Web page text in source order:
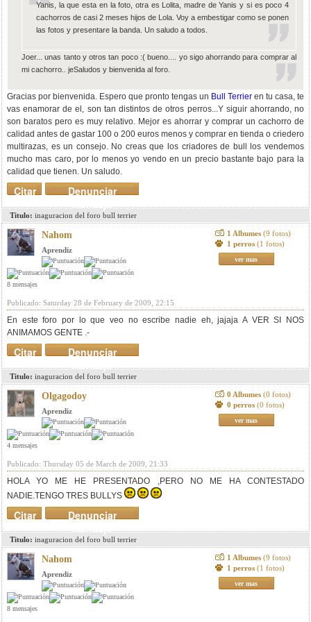
Yanis, la que esta en la foto, otra es Lolita, madre de Yanis y si es poco 4
cachorros de casi 2 meses hijos de Lola. Voy a embestigar como se ponen
las fotos y presentare la banda. Un saludo a todos.
Joer... unas tanto y otros tan poco :( bueno.... yo sigo ahorrando para comprar al
mi cachorro.. jeSaludos y bienvenida al foro.
Gracias por bienvenida. Espero que pronto tengas un Bull Terrier en tu casa, te
vas enamorar de el, son tan distintos de otros perros...Y siguir ahorrando, no
son baratos pero es muy relativo. Mejor es ahorrar y comprar un cachorro de
calidad antes de gastar 100 o 200 euros menos y comprar en tienda o criedero
multirazas, es un consejo. No creas que los criadores de bull los vendemos
mucho mas caro, por lo menos yo vendo en un precio bastante bajo para la
calidad que tienen. Un saludo.
Denunciar
mensaje
Citar
Titulo: inaguracion del foro bull terrier
Nahom
Aprendiz
8 mensajes
1 Albumes (9 fotos)
1 perros (1 fotos)
ver mas
Publicado: Saturday 28 de February de 2009, 22:15
En este foro por lo que veo no escribe nadie eh, jajaja A VER SI NOS
ANIMAMOS GENTE .-
Denunciar
mensaje
Citar
Titulo: inaguracion del foro bull terrier
Olgagodoy
Aprendiz
4 mensajes
0 Albumes (0 fotos)
0 perros (0 fotos)
ver mas
Publicado: Thursday 05 de March de 2009, 21:33
HOLA YO ME HE PRESENTADO ,PERO NO ME HA CONTESTADO
NADIE.TENGO TRES BULLYS
Denunciar
mensaje
Citar
Titulo: inaguracion del foro bull terrier
Nahom
Aprendiz
8 mensajes
1 Albumes (9 fotos)
1 perros (1 fotos)
ver mas